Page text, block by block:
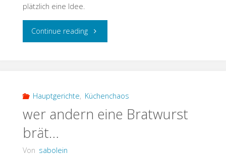
plätzlich eine Idee.
Continue reading"schnelle
Hauptgerichte, Küchenchaos
wer andern eine Bratwurst
brät…
Von sabolein